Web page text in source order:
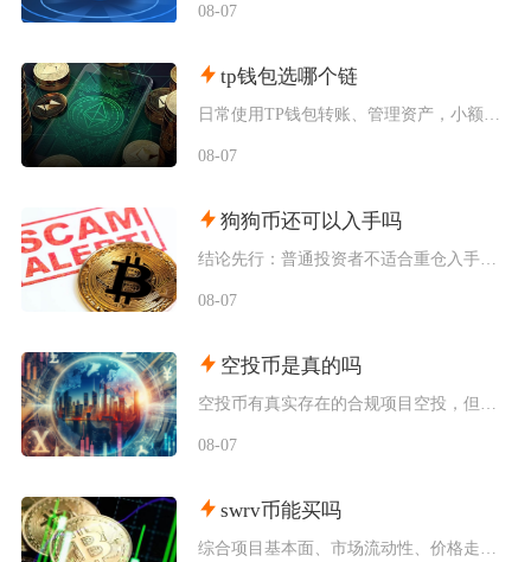
08-07
tp钱包选哪个链
日常使用TP钱包转账、管理资产，小额稳定币互转优先选择波场TRC20；币安生态内交互、参与
08-07
狗狗币还可以入手吗
08-07
空投币是真的吗
08-07
swrv币能买吗